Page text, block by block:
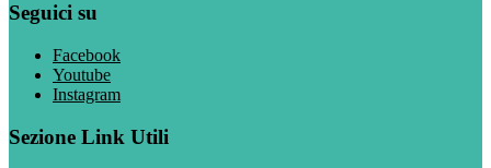
Seguici su
Facebook
Youtube
Instagram
Sezione Link Utili